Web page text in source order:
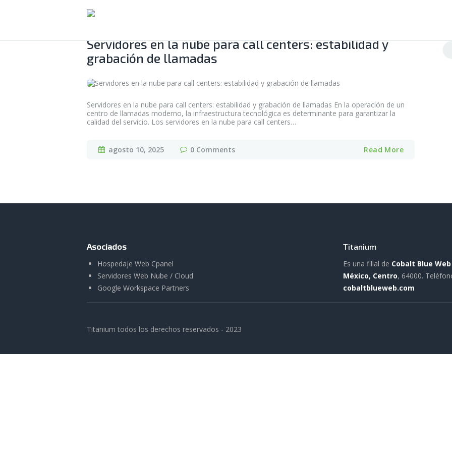
Servidores en la nube para call centers: estabilidad y
grabación de llamadas
Servidores en la nube para call centers: estabilidad y grabación de llamadas En la operación de un
centro de llamadas moderno, la infraestructura tecnológica es determinante para garantizar la
calidad del servicio. Los servidores en la nube para call centers…
agosto 10, 2025 0 Comments Read More
Asociados
Hospedaje Web Cpanel
Servidores Web Nube / Cloud
Google Workspace Partners
Titanium
Es una filial de Cobalt Blue Web
México, Centro, 64000.
cobaltblueweb.com
Titanium todos los derechos reservados - 2023